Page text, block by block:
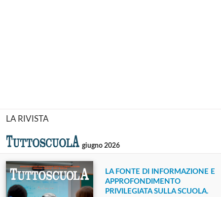
LA RIVISTA
giugno 2026
LA FONTE DI INFORMAZIONE E
APPROFONDIMENTO
PRIVILEGIATA SULLA SCUOLA.